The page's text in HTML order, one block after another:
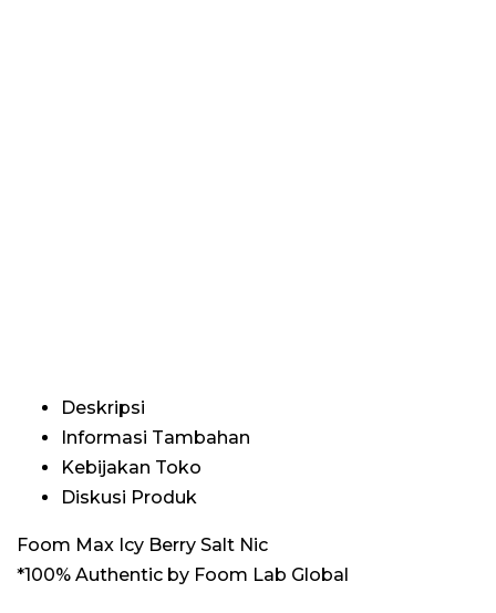
Deskripsi
Informasi Tambahan
Kebijakan Toko
Diskusi Produk
Foom Max Icy Berry Salt Nic
*100% Authentic by Foom Lab Global